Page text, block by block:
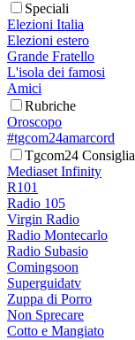
Speciali
Elezioni Italia
Elezioni estero
Grande Fratello
L'isola dei famosi
Amici
Rubriche
Oroscopo
#tgcom24amarcord
Tgcom24 Consiglia
Mediaset Infinity
R101
Radio 105
Virgin Radio
Radio Montecarlo
Radio Subasio
Comingsoon
Superguidatv
Zuppa di Porro
Non Sprecare
Cotto e Mangiato